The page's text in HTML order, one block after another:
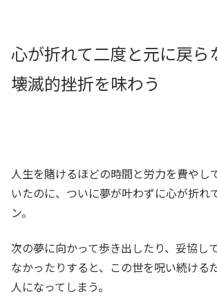
心が折れて二度と元に戻ら
壊滅的挫折を味わう
人生を賭けるほどの時間と労力を費やし
いたのに、ついに夢が叶わずに心が折れ
ン。
次の夢に向かって歩き出したり、妥協し
なかったりすると、この世を呪い続ける
人になってしまう。